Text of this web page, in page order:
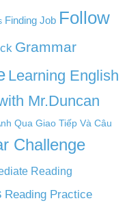
Finding Job Follow
Grammar
Learning English
Mr.Duncan
Qua Giao Tiếp Và Câu
Challenge
Reading
Reading Practice